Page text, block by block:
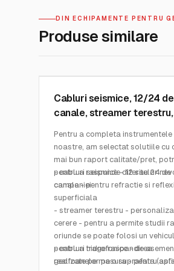
DIN ECHIPAMENTE PENTRU
Produse similare
Cabluri seismice, 12/24 de
canale, streamer terestru,
Pentru a completa instrumentele
noastre, am selectat solutiile cu
mai bun raport calitate/pret,
pentru a raspunde diferitelor
campaniei:
- cabluri seismice - 12 sau 24 de
canale - pentru refractie si
superficiala
- streamer terestru -
cerere - pentru a permite studii
oriunde se poate folosi un vehicul
pentru a trage raspandirea
geofoanelor pe o suprafata
- cabluri hidrofonice - de
realizate pe masura - pentru